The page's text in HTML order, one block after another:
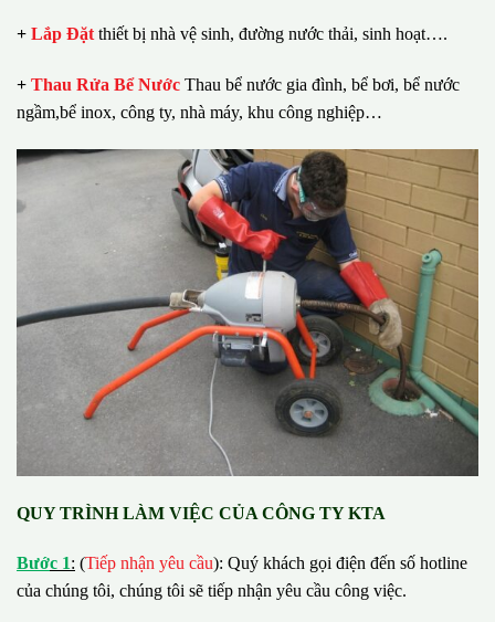
+ Lắp Đặt thiết bị nhà vệ sinh, đường nước thải, sinh hoạt….
+ Thau Rửa Bể Nước Thau bể nước gia đình, bể bơi, bể nước
ngầm,bể inox, công ty, nhà máy, khu công nghiệp…
QUY TRÌNH LÀM VIỆC CỦA CÔNG TY KTA
Bước 1: (Tiếp nhận yêu cầu): Quý khách gọi điện đến số hotline
của chúng tôi, chúng tôi sẽ tiếp nhận yêu cầu công việc.